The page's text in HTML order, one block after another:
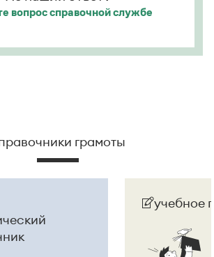
вопроссправочной службе
грамоты
учебное